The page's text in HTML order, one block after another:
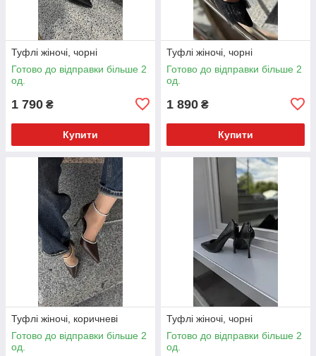
Туфлі жіночі, чорні
Готово до відправки більше 2
од.
1 790 ₴
Купити
Туфлі жіночі, чорні
Готово до відправки більше 2
од.
1 890 ₴
Купити
Туфлі жіночі, коричневі
Готово до відправки більше 2
од.
Туфлі жіночі, чорні
Готово до відправки більше 2
од.